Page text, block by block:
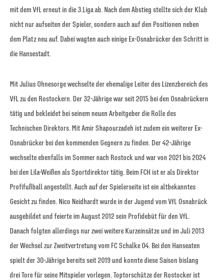
mit dem VfL erneut in die 3.Liga ab. Nach dem Abstieg stellte sich der Klub
nicht nur aufseiten der Spieler, sondern auch auf den Positionen neben
dem Platz neu auf. Dabei wagten auch einige Ex-Osnabrücker den Schritt in
die Hansestadt.
Mit Julius Ohnesorge wechselte der ehemalige Leiter des Lizenzbereich des
VfL zu den Rostockern. Der 32-Jährige war seit 2015 bei den Osnabrückern
tätig und bekleidet bei seinem neuen Arbeitgeber die Rolle des
Technischen Direktors. Mit Amir Shapourzadeh ist zudem ein weiterer Ex-
Osnabrücker bei den kommenden Gegnern zu finden. Der 42-Jährige
wechselte ebenfalls im Sommer nach Rostock und war von 2021 bis 2024
bei den Lila-Weißen als Sportdirektor tätig. Beim FCH ist er als Direktor
Profifußball angestellt. Auch auf der Spielerseite ist ein altbekanntes
Gesicht zu finden. Nico Neidhardt wurde in der Jugend vom VfL Osnabrück
ausgebildet und feierte im August 2012 sein Profidebüt für den VfL.
Danach folgten allerdings nur zwei weitere Kurzeinsätze und im Juli 2013
der Wechsel zur Zweitvertretung vom FC Schalke 04. Bei den Hanseaten
spielt der 30-Jährige bereits seit 2019 und konnte diese Saison bislang
drei Tore für seine Mitspieler vorlegen. Toptorschütze der Rostocker ist